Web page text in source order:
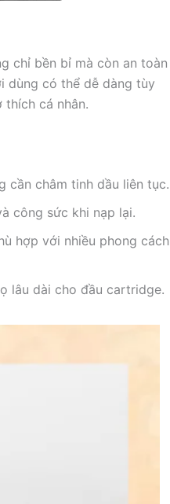
chỉ bền bỉ mà còn an toàn
dùng có thể dễ dàng tùy
cá nhân.
cần châm tinh dầu liên tục.
công sức khi nạp lại.
hợp với nhiều phong cách
lâu dài cho đầu cartridge.